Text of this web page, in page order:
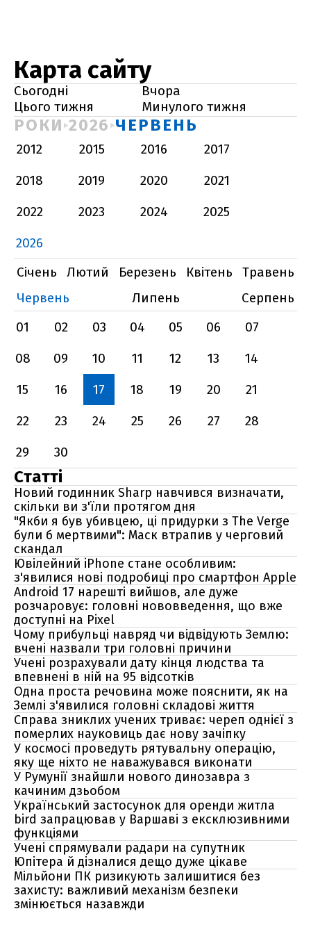
Карта сайту
Сьогодні
Вчора
Цього тижня
Минулого тижня
РОКИ 2026 ЧЕРВЕНЬ
2012 2015 2016
2017
2018
2019 2020
2021
2022
2023 2024
2025
2026
Січень
Лютий Березень Квітень
Травень
Червень
Липень
Серпень
01
02 03 04 05 06
07
08
09 10 11 12 13
14
15
16 17 18 19 20
21
22
23 24 25 26 27
28
29
30
Статті
Новий годинник Sharp навчився визначати,
скільки ви з'їли протягом дня
"Якби я був убивцею, ці придурки з The Verge
були б мертвими": Маск втрапив у черговий
скандал
Ювілейний iPhone стане особливим:
з'явилися нові подробиці про смартфон Apple
Android 17 нарешті вийшов, але дуже
розчаровує: головні нововведення, що вже
доступні на Pixel
Чому прибульці навряд чи відвідують Землю:
вчені назвали три головні причини
Учені розрахували дату кінця людства та
впевнені в ній на 95 відсотків
Одна проста речовина може пояснити, як на
Землі з'явилися головні складові життя
Справа зниклих учених триває: череп однієї з
померлих науковиць дає нову зачіпку
У космосі проведуть рятувальну операцію,
яку ще ніхто не наважувався виконати
У Румунії знайшли нового динозавра з
качиним дзьобом
Український застосунок для оренди житла
bird запрацював у Варшаві з ексклюзивними
функціями
Учені спрямували радари на супутник
Юпітера й дізналися дещо дуже цікаве
Мільйони ПК ризикують залишитися без
захисту: важливий механізм безпеки
змінюється назавжди